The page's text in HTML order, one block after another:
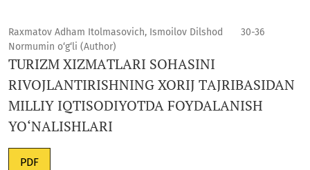
Raxmatov Adham Itolmasovich, Ismoilov Dilshod
Normumin o‘g‘li (Author)
30-36
TURIZM ХIZMАTLАRI SOHASINI
RIVOJLANTIRISHNING ХОRIJ TАJRIBАSIDAN
MILLIY IQTISODIYOTDA FOYDALANISH
YO‘NALISHLARI
PDF